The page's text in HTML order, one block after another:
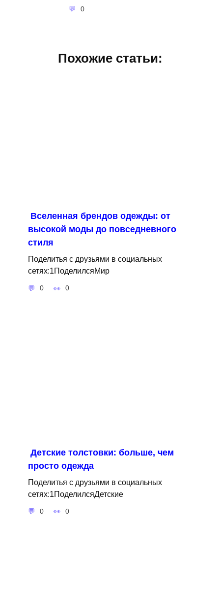
0
Похожие статьи:
Вселенная брендов одежды: от
высокой моды до повседневного
стиля
Поделитья с друзьями в социальных
сетях:1ПоделилсяМир
0 0
Детские толстовки: больше, чем
просто одежда
Поделитья с друзьями в социальных
сетях:1ПоделилсяДетские
0 0